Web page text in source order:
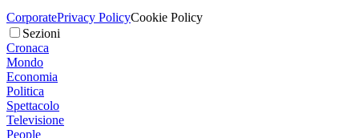
CorporatePrivacy PolicyCookie Policy
Sezioni
Cronaca
Mondo
Economia
Politica
Spettacolo
Televisione
People